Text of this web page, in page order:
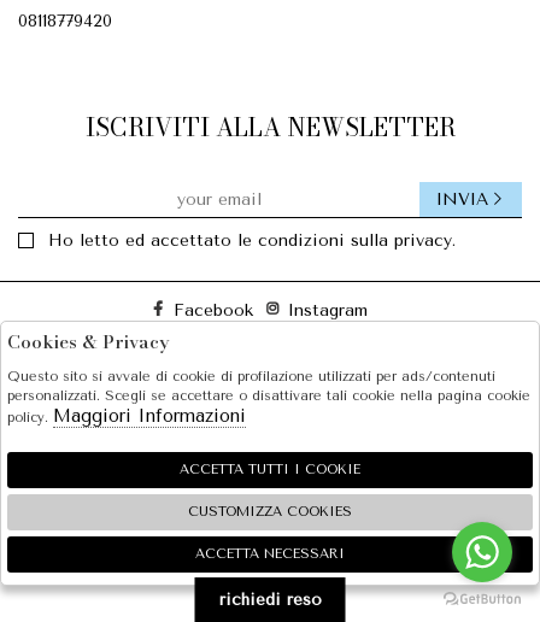
08118779420
ISCRIVITI ALLA NEWSLETTER
Ho letto ed accettato le condizioni sulla privacy.
INVIA
Facebook Instagram
SOLE S.R.L.
SHOPPING
EXTRA
2026 SOLE S.R.L. - P.iva : 07456781215 Powered byAteliersocietàgruppo Zucchetti
🍪
richiedi reso
Cookies & Privacy
Questo sito si avvale di cookie di profilazione utilizzati per ads/contenuti
personalizzati. Scegli se accettare o disattivare tali cookie nella pagina cookie
policy. Maggiori Informazioni
ACCETTA TUTTI I COOKIE
CUSTOMIZZA COOKIES
ACCETTA NECESSARI